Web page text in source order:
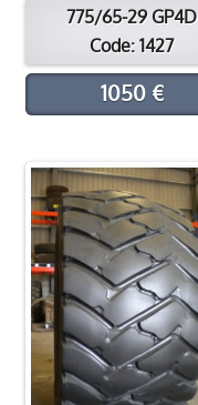
775/65-29 GP4D
Code: 1427
1050 €